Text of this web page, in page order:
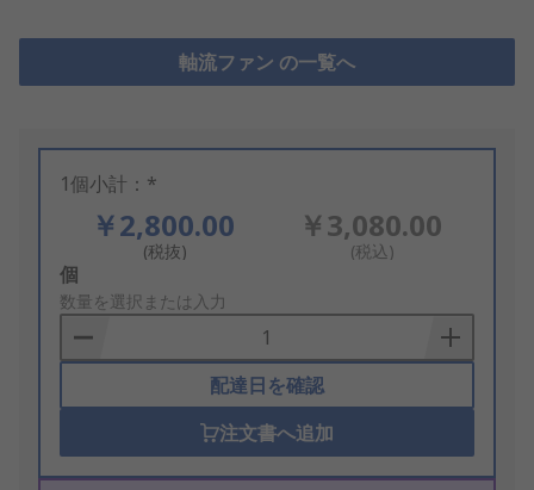
軸流ファン の一覧へ
1個小計：*
￥2,800.00
(税抜)
￥3,080.00
(税込)
Add
to
Basket
個
数量を選択または入力
配達日を確認
注文書へ追加